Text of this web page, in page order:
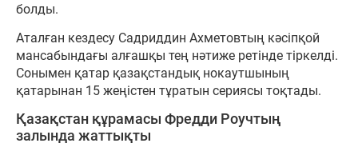
болды.
Аталған кездесу Садриддин Ахметовтың кәсіпқой
мансабындағы алғашқы тең нәтиже ретінде тіркелді.
Сонымен қатар қазақстандық нокаутшының
қатарынан 15 жеңістен тұратын сериясы тоқтады.
Қазақстан құрамасы Фредди Роучтың
залында жаттықты